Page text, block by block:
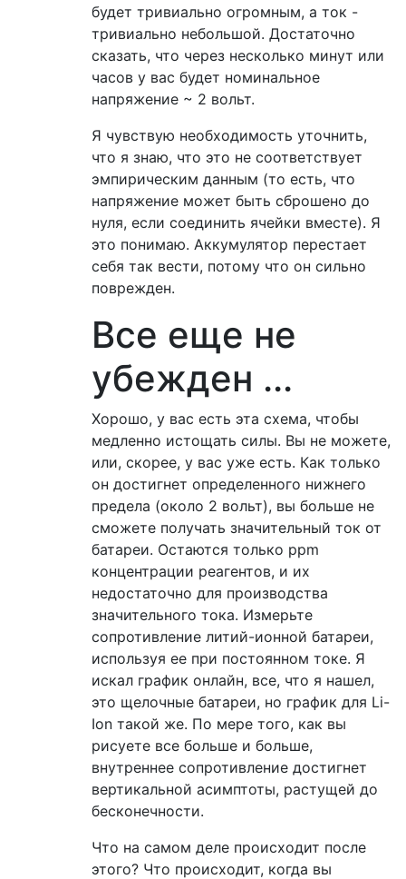
будет тривиально огромным, а ток -
тривиально небольшой. Достаточно
сказать, что через несколько минут или
часов у вас будет номинальное
напряжение ~ 2 вольт.
Я чувствую необходимость уточнить,
что я знаю, что это не соответствует
эмпирическим данным (то есть, что
напряжение может быть сброшено до
нуля, если соединить ячейки вместе). Я
это понимаю. Аккумулятор перестает
себя так вести, потому что он сильно
поврежден.
Все еще не
убежден ...
Хорошо, у вас есть эта схема, чтобы
медленно истощать силы. Вы не можете,
или, скорее, у вас уже есть. Как только
он достигнет определенного нижнего
предела (около 2 вольт), вы больше не
сможете получать значительный ток от
батареи. Остаются только ppm
концентрации реагентов, и их
недостаточно для производства
значительного тока. Измерьте
сопротивление литий-ионной батареи,
используя ее при постоянном токе. Я
искал график онлайн, все, что я нашел,
это щелочные батареи, но график для Li-
Ion такой же. По мере того, как вы
рисуете все больше и больше,
внутреннее сопротивление достигнет
вертикальной асимптоты, растущей до
бесконечности.
Что на самом деле происходит после
этого? Что происходит, когда вы